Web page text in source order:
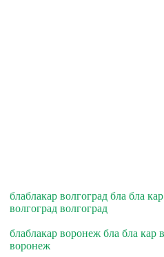
блаблакар волгоград бла бла
волгоград волгоград
блаблакар воронеж бла бла
воронеж